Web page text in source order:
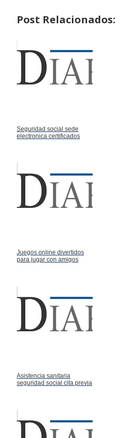
Post Relacionados:
Seguridad social sede
electronica certificados
Juegos online divertidos
para jugar con amigos
Asistencia sanitaria
seguridad social cita previa